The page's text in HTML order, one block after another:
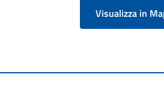
Visualizza in